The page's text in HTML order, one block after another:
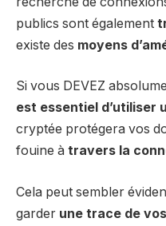
publics sont également
existe des moyens
Si vous DEVEZ
est essentiel d’utiliser
cryptée protégera vos
fouine à travers la
Cela peut sembler
garder une trace de